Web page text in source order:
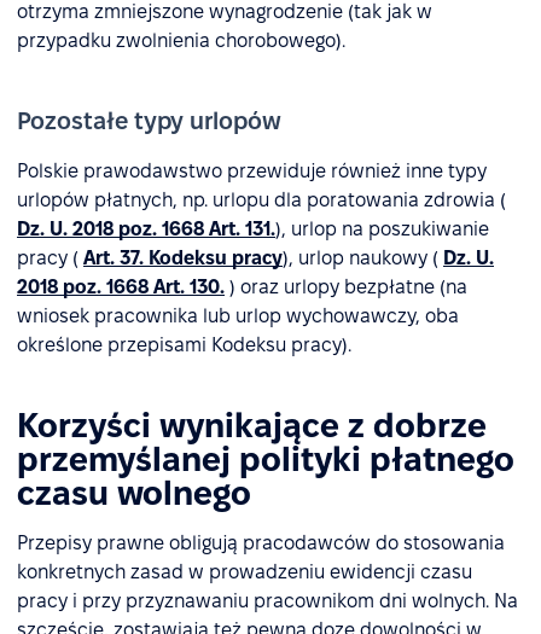
otrzyma zmniejszone wynagrodzenie (tak jak w
przypadku zwolnienia chorobowego).
Pozostałe typy urlopów
Polskie prawodawstwo przewiduje również inne typy
urlopów płatnych, np. urlopu dla poratowania zdrowia (
Dz. U. 2018 poz. 1668 Art. 131.), urlop na poszukiwanie
pracy ( Art. 37. Kodeksu pracy), urlop naukowy ( Dz. U.
2018 poz. 1668 Art. 130. ) oraz urlopy bezpłatne (na
wniosek pracownika lub urlop wychowawczy, oba
określone przepisami Kodeksu pracy).
Korzyści wynikające z dobrze
przemyślanej polityki płatnego
czasu wolnego
Przepisy prawne obligują pracodawców do stosowania
konkretnych zasad w prowadzeniu ewidencji czasu
pracy i przy przyznawaniu pracownikom dni wolnych. Na
szczęście, zostawiają też pewną dozę dowolności w